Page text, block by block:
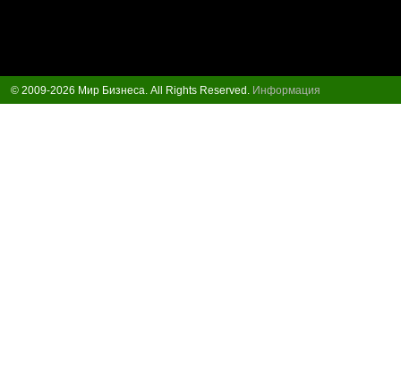
© 2009-2026 Мир Бизнеса. All Rights Reserved. Информация